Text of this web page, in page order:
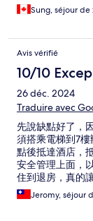
Sung, séjour de
Avis vérifié
10/10
26 déc. 2024
Traduire avec
先說缺點好了，
須搭乘電梯到7
點後抵達酒店，
安全管理上面，
住到退房，真的
入住退房或者是
都是笑臉迎人，
Jeromy, séjour